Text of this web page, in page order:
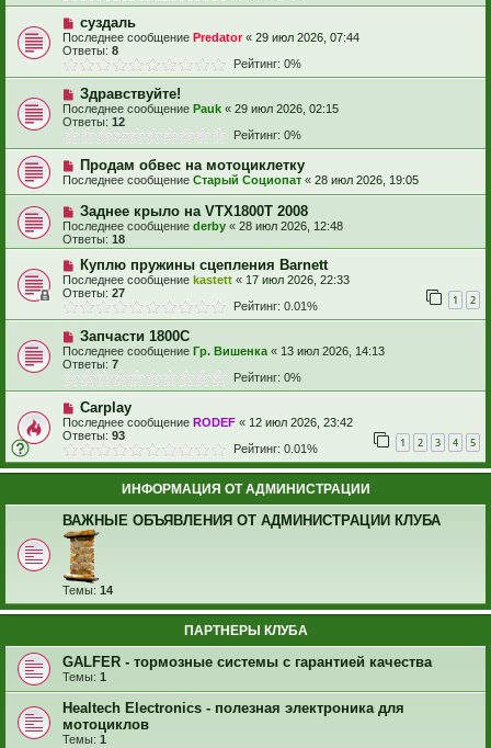
суздаль
Последнее сообщение Predator« 29 июл 2026, 07:44
Ответы: 8
Рейтинг: 0%
Здравствуйте!
Последнее сообщение Pauk « 29 июл 2026, 02:15
Ответы: 12
Рейтинг: 0%
Продам обвес на мотоциклетку
Последнее сообщение Старый Социопат « 28 июл 2026, 19:05
Заднее крыло на VTX1800T 2008
Последнее сообщение derby « 28 июл 2026, 12:48
Ответы: 18
Куплю пружины сцепления Barnett
Последнее сообщение kastett « 17 июл 2026, 22:33
Ответы: 27 1 2
Рейтинг: 0.01%
Запчасти 1800С
Последнее сообщение Гр. Вишенка « 13 июл 2026, 14:13
Ответы: 7
Рейтинг: 0%
Carplay
Последнее сообщение RODEF « 12 июл 2026, 23:42
Ответы: 93 1 2 3 4 5
Рейтинг: 0.01%
ИНФОРМАЦИЯ ОТ АДМИНИСТРАЦИИ
ВАЖНЫЕ ОБЪЯВЛЕНИЯ ОТ АДМИНИСТРАЦИИ КЛУБА
Темы: 14
ПАРТНЕРЫ КЛУБА
GALFER - тормозные системы с гарантией качества
Темы: 1
Healtech Electronics - полезная электроника для
мотоциклов
Темы: 1